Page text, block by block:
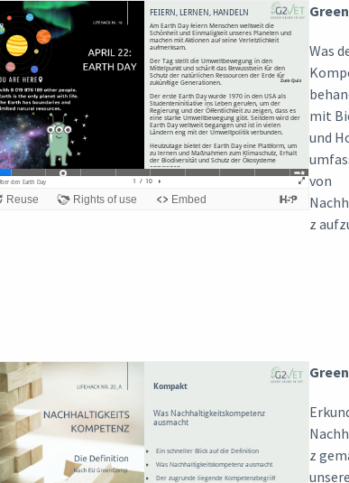
Was
mit
und
von
z
z